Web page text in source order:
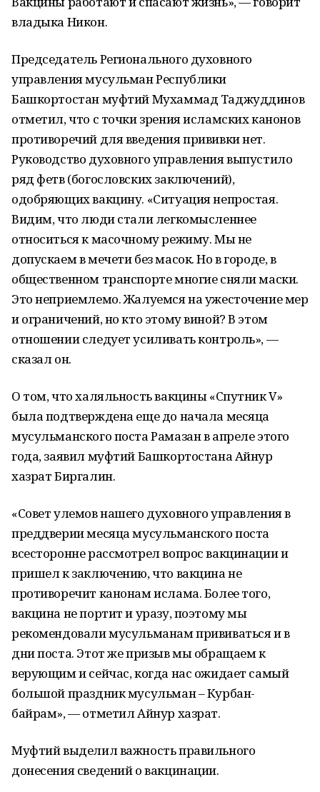
владыка Никон.
Председатель Регионального духовного
управления мусульман Республики
Башкортостан муфтий Мухаммад Таджуддинов
отметил, что с точки зрения исламских канонов
противоречий для введения прививки нет.
Руководство духовного управления выпустило
ряд фетв (богословских заключений),
одобряющих вакцину. «Ситуация непростая.
Видим, что люди стали легкомысленнее
относиться к масочному режиму. Мы не
допускаем в мечети без масок. Но в городе, в
общественном транспорте многие сняли маски.
Это неприемлемо. Жалуемся на ужесточение мер
и ограничений, но кто этому виной? В этом
отношении следует усиливать контроль», —
сказал он.
О том, что халяльность вакцины «Спутник V»
была подтверждена еще до начала месяца
мусульманского поста Рамазан в апреле этого
года, заявил муфтий Башкортостана Айнур
хазрат Биргалин.
«Совет улемов нашего духовного управления в
преддверии месяца мусульманского поста
всесторонне рассмотрел вопрос вакцинации и
пришел к заключению, что вакцина не
противоречит канонам ислама. Более того,
вакцина не портит и уразу, поэтому мы
рекомендовали мусульманам прививаться и в
дни поста. Этот же призыв мы обращаем к
верующим и сейчас, когда нас ожидает самый
большой праздник мусульман – Курбан-
байрам», — отметил Айнур хазрат.
Муфтий выделил важность правильного
донесения сведений о вакцинации.